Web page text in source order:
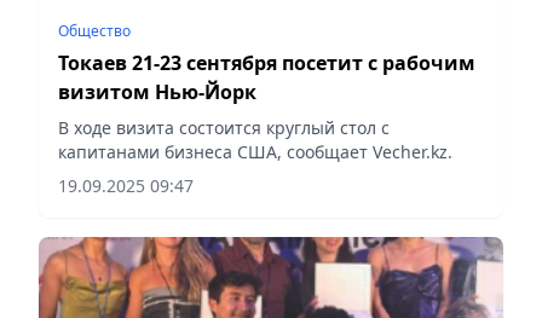
Общество
Токаев 21-23 сентября посетит с рабочим
визитом Нью-Йорк
В ходе визита состоится круглый стол с
капитанами бизнеса США, сообщает Vecher.kz.
19.09.2025 09:47